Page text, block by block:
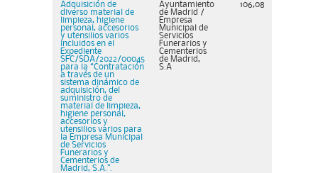
Adquisición de
diverso material de
limpieza, higiene
personal, accesorios
y utensilios varios
incluidos en el
Expediente
SFC/SDA/2022/00045
para la “Contratación
a través de un
sistema dinámico de
adquisición, del
suministro de
material de limpieza,
higiene personal,
accesorios y
utensilios varios para
la Empresa Municipal
de Servicios
Funerarios y
Cementerios de
Madrid, S.A.”.
Ayuntamiento
de Madrid /
Empresa
Municipal de
Servicios
Funerarios y
Cementerios
de Madrid,
S.A
106,08